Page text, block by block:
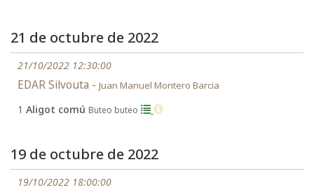
21 de octubre de 2022
21/10/2022 12:30:00
EDAR Silvouta - Juan Manuel Montero Barcia
1 Aligot comú Buteo buteo
19 de octubre de 2022
19/10/2022 18:00:00